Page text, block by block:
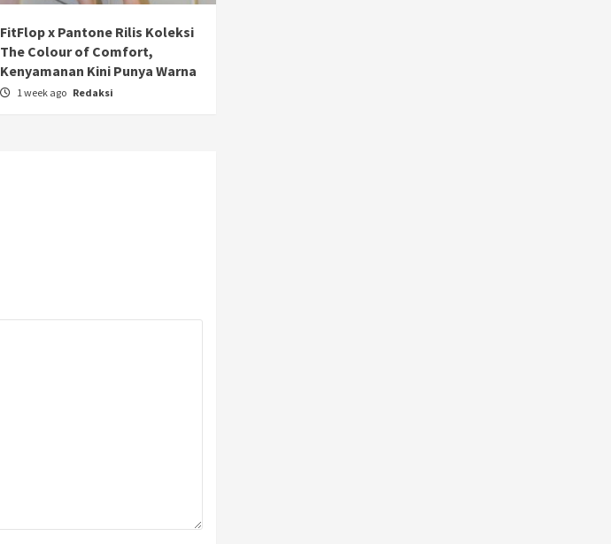
FitFlop x Pantone Rilis Koleksi
The Colour of Comfort,
Kenyamanan Kini Punya Warna
1 week ago Redaksi